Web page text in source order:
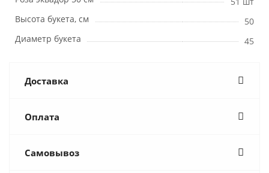
Высота букета, см
50
Диаметр букета
45
Доставка
Оплата
Самовывоз